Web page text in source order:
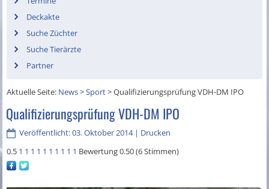
Deckakte
Suche Züchter
Suche Tierärzte
Partner
Aktuelle Seite: News>Sport>Qualifizierungsprüfung VDH-DM IPO
Qualifizierungsprüfung VDH-DM IPO
Veröffentlicht: 03. Oktober 2014| Drucken
0.5 1 1 1 1 1 1 1 1 1 1 Bewertung 0.50 (6 Stimmen)